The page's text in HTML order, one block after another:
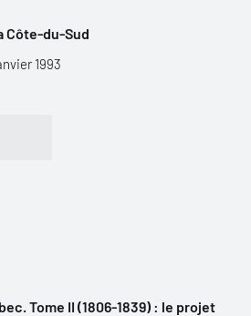
Côte-du-Sud
1993
Tome II (1806-1839) : le projet